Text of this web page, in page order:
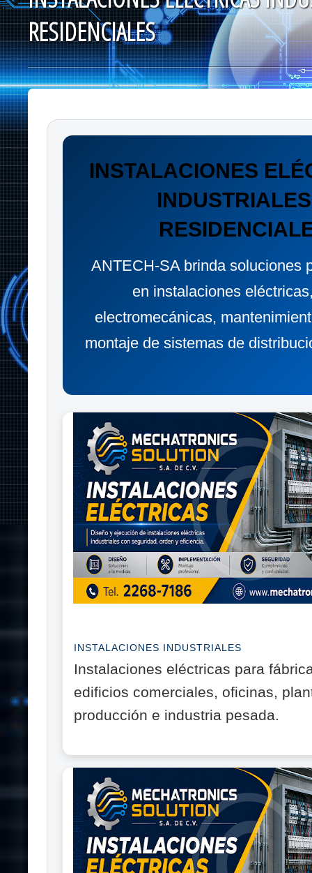
RESIDENCIALES
INSTALACIONES
ANTECH-SA brinda soluciones
en instalaciones
electromecánicas,
montaje de sistemas de
INSTALACIONES INDUSTRIALES
Instalaciones eléctricas para
edificios comerciales, oficinas,
producción e industria pesada.